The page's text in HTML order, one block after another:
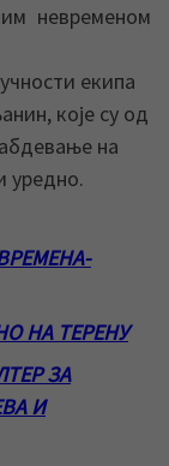
невременом
екипа
које су од
на
уредно.
НА ТЕРЕНУ
ЗА
И